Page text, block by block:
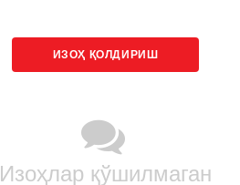
ИЗОҲ ҚОЛДИРИШ
Изоҳлар қўшилмаган